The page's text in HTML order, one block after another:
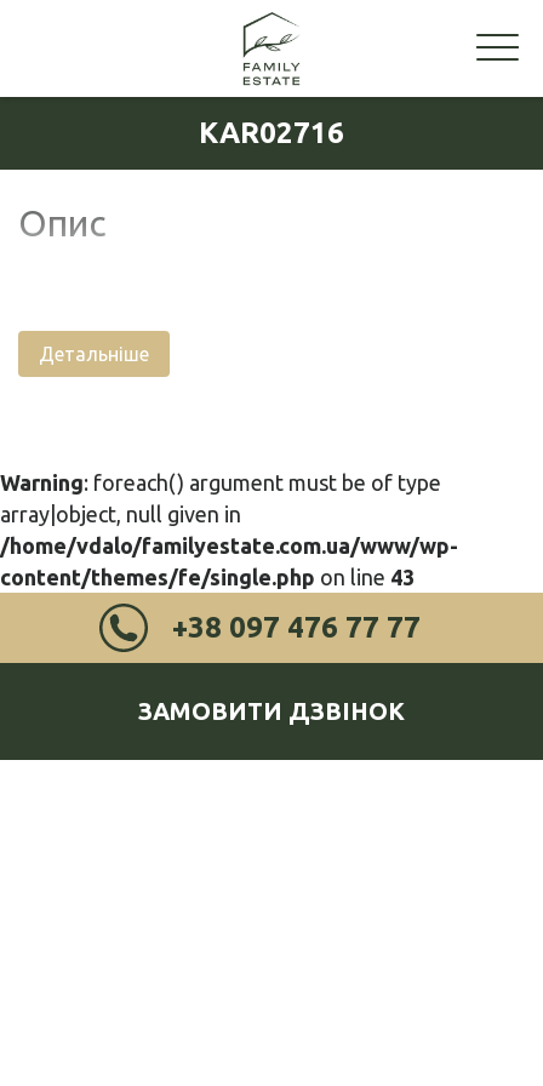
KAR02716
Опис
Детальніше
Warning: foreach() argument must be of type
array|object, null given in
/home/vdalo/familyestate.com.ua/www/wp-
content/themes/fe/single.php on line 43
+38 097 476 77 77
ЗАМОВИТИ ДЗВІНОК